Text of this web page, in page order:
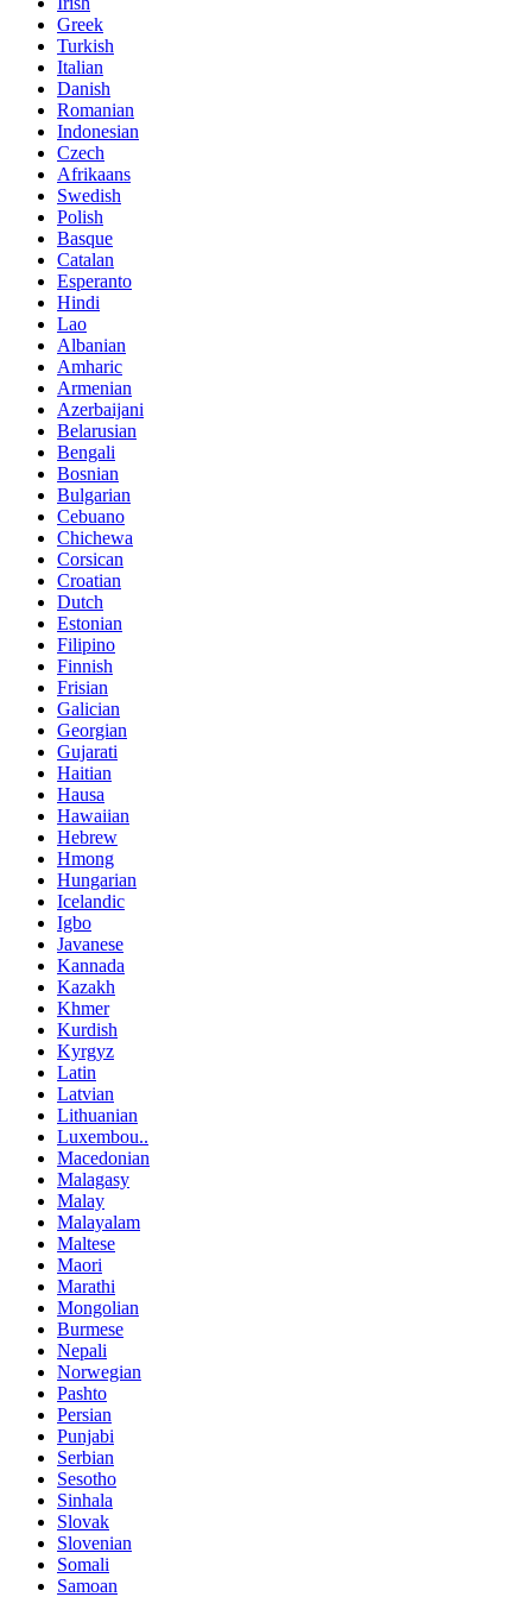
Greek
Turkish
Italian
Danish
Romanian
Indonesian
Czech
Afrikaans
Swedish
Polish
Basque
Catalan
Esperanto
Hindi
Lao
Albanian
Amharic
Armenian
Azerbaijani
Belarusian
Bengali
Bosnian
Bulgarian
Cebuano
Chichewa
Corsican
Croatian
Dutch
Estonian
Filipino
Finnish
Frisian
Galician
Georgian
Gujarati
Haitian
Hausa
Hawaiian
Hebrew
Hmong
Hungarian
Icelandic
Igbo
Javanese
Kannada
Kazakh
Khmer
Kurdish
Kyrgyz
Latin
Latvian
Lithuanian
Luxembou..
Macedonian
Malagasy
Malay
Malayalam
Maltese
Maori
Marathi
Mongolian
Burmese
Nepali
Norwegian
Pashto
Persian
Punjabi
Serbian
Sesotho
Sinhala
Slovak
Slovenian
Somali
Samoan